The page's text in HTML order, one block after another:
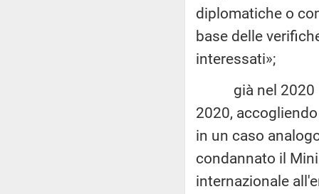
diplomatiche o
base delle
interessati»;
già nel 2020 la
2020,
in un caso
condannato il
internazionale